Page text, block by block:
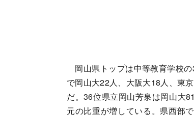
岡山県トップは中等教育学校
で岡山大22人、大阪大18人、東
だ。36位県立岡山芳泉は岡山大
元の比重が増している。県西部